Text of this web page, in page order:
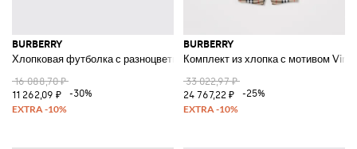
BURBERRY
Хлопковая футболка с разноцветным логотипом
16 088,70 ₽
11 262,09 ₽
-30%
BURBERRY
Комплект из хлопка с мотивом
33 022,97 ₽
24 767,22 ₽
-25%